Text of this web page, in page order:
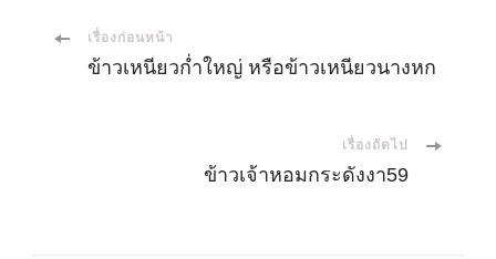
เมนูเรื่องก่อนหน้า
ข้าวเหนียวก่ำใหญ่ หรือข้าวเหนียวนางหก
เรื่องถัดไป
ข้าวเจ้าหอมกระดังงา59